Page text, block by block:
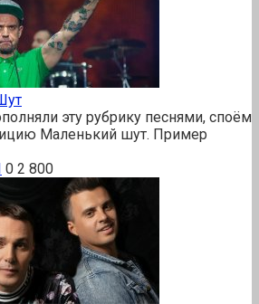
эту рубрику песнями, споём
Маленький шут. Пример
0 2 800